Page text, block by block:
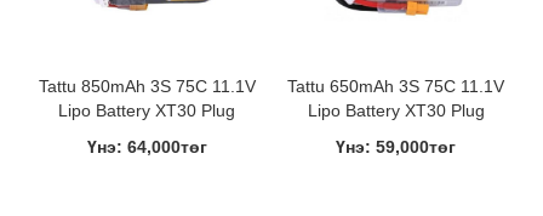
Tattu 850mAh 3S 75C 11.1V
Lipo Battery XT30 Plug
Үнэ: 64,000төг
Tattu 650mAh 3S 75C 11.1V
Lipo Battery XT30 Plug
Үнэ: 59,000төг